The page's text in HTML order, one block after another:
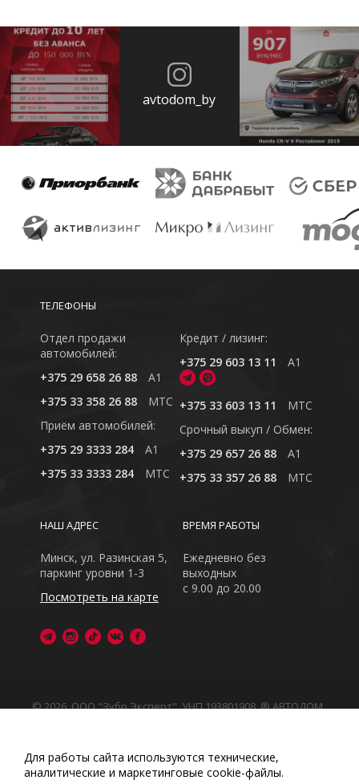
avtodom_by
ТЕЛЕФОНЫ
Отдел продажи
автомобилей:
+375 29 658 26 88
A1
+375 33 358 26 88
MTC
Приём автомобилей:
+375 29 3333 284
A1
+375 33 3333 284
MTC
Кредит / лизинг:
+375 29 603 13 11
A1
+375 33 603 13 11
MTC
Cрочный выкуп / Обмен:
+375 29 657 26 88
A1
+375 33 357 26 88
MTC
ВРЕМЯ РАБОТЫ
Ежедневно без
выходных
с 9.00 до 20.00
НАШ АДРЕС
Минск, ул. Разинская 5,
паркинг уровни 1-3
Посмотреть на карте
© 2026, ООО "Зубр Эксперт", УНП 193801908. ® АВТОДОМ
Обращаем Ваше внимание на то, что данный интернет-
сайт носит исключительно информационный характер
Любое использование либо копирование материалов
Для работы сайта используются технические,
аналитические и маркетинговые сооkіе-файлы.